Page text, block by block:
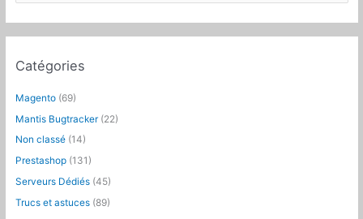
r
e
r
:
Catégories
Magento (69)
Mantis Bugtracker (22)
Non classé (14)
Prestashop (131)
Serveurs Dédiés (45)
Trucs et astuces (89)